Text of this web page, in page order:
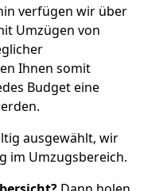
verfügen wir über
Umzügen von
Ihnen somit
Budget eine
ausgewählt, wir
im Umzugsbereich.